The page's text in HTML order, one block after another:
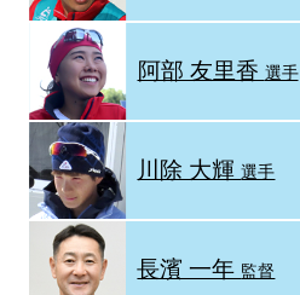
阿部 友里香 選手
川除 大輝選手
長濱 一年 監督